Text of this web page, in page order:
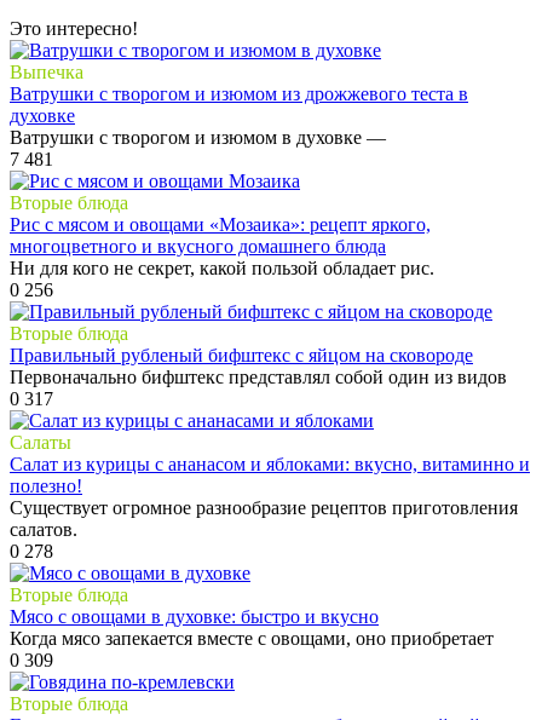
Это интересно!
Выпечка
Ватрушки с творогом и изюмом из дрожжевого теста в
духовке
Ватрушки с творогом и изюмом в духовке —
7 481
Вторые блюда
Рис с мясом и овощами «Мозаика»: рецепт яркого,
многоцветного и вкусного домашнего блюда
Ни для кого не секрет, какой пользой обладает рис.
0 256
Вторые блюда
Правильный рубленый бифштекс с яйцом на сковороде
Первоначально бифштекс представлял собой один из видов
0 317
Салаты
Салат из курицы с ананасом и яблоками: вкусно, витаминно и
полезно!
Существует огромное разнообразие рецептов приготовления
салатов.
0 278
Вторые блюда
Мясо с овощами в духовке: быстро и вкусно
Когда мясо запекается вместе с овощами, оно приобретает
0 309
Вторые блюда